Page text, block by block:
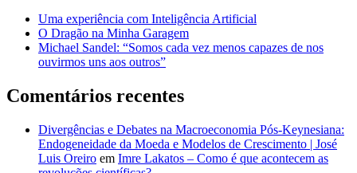
Uma experiência com Inteligência Artificial
O Dragão na Minha Garagem
Michael Sandel: “Somos cada vez menos capazes de nos
ouvirmos uns aos outros”
Comentários recentes
Divergências e Debates na Macroeconomia Pós-Keynesiana:
Endogeneidade da Moeda e Modelos de Crescimento | José
Luis Oreiro em Imre Lakatos – Como é que acontecem as